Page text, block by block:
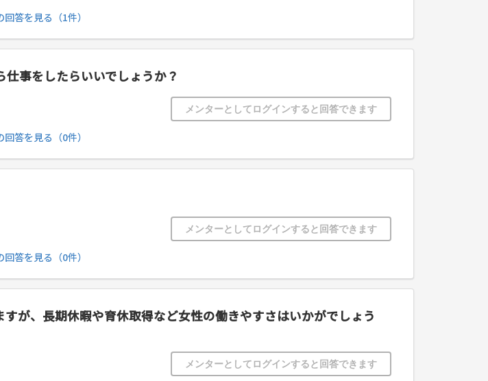
回答を見る（1件）
事をしたらいいでしょうか？
メンターとしてログインすると回答できます
回答を見る（0件）
メンターとしてログインすると回答できます
回答を見る（0件）
が、長期休暇や育休取得など女性の働きやすさはいかがでしょう
メンターとしてログインすると回答できます